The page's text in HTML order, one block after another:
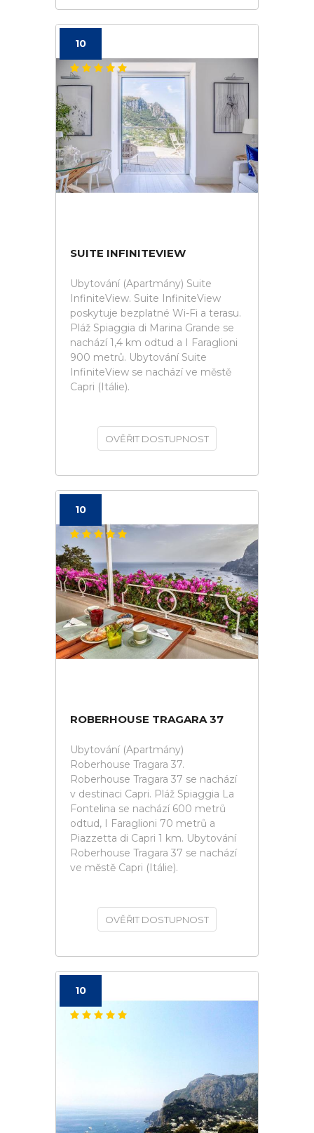
10
SUITE INFINITEVIEW
Ubytování (Apartmány) Suite
InfiniteView. Suite InfiniteView
poskytuje bezplatné Wi-Fi a terasu.
Pláž Spiaggia di Marina Grande se
nachází 1,4 km odtud a I Faraglioni
900 metrů. Ubytování Suite
InfiniteView se nachází ve městě
Capri (Itálie).
OVĚŘIT DOSTUPNOST
10
ROBERHOUSE TRAGARA 37
Ubytování (Apartmány)
Roberhouse Tragara 37.
Roberhouse Tragara 37 se nachází
v destinaci Capri. Pláž Spiaggia La
Fontelina se nachází 600 metrů
odtud, I Faraglioni 70 metrů a
Piazzetta di Capri 1 km. Ubytování
Roberhouse Tragara 37 se nachází
ve městě Capri (Itálie).
OVĚŘIT DOSTUPNOST
10